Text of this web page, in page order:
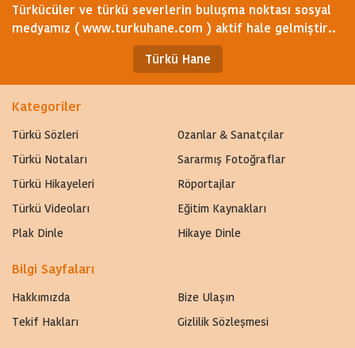
Türkücüler ve türkü severlerin buluşma noktası sosyal
medyamız ( www.turkuhane.com ) aktif hale gelmiştir..
Türkü Hane
Kategoriler
Türkü Sözleri
Ozanlar & Sanatçılar
Türkü Notaları
Sararmış Fotoğraflar
Türkü Hikayeleri
Röportajlar
Türkü Videoları
Eğitim Kaynakları
Plak Dinle
Hikaye Dinle
Bilgi Sayfaları
Hakkımızda
Bize Ulaşın
Tekif Hakları
Gizlilik Sözleşmesi